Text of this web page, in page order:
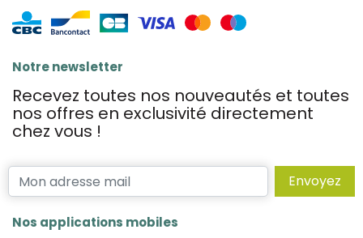
Notre newsletter
Recevez toutes nos nouveautés et toutes
nos offres en exclusivité directement
chez vous !
Envoyez
Nos applications mobiles